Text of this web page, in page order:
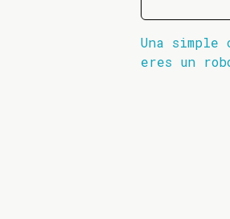
Una simple
eres un